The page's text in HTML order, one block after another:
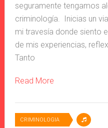
seguramente tengamos
criminología. Inicias un
mi travesía donde siento
de mis experiencias,
Tanto
Read More
CRIMINOLOGIA